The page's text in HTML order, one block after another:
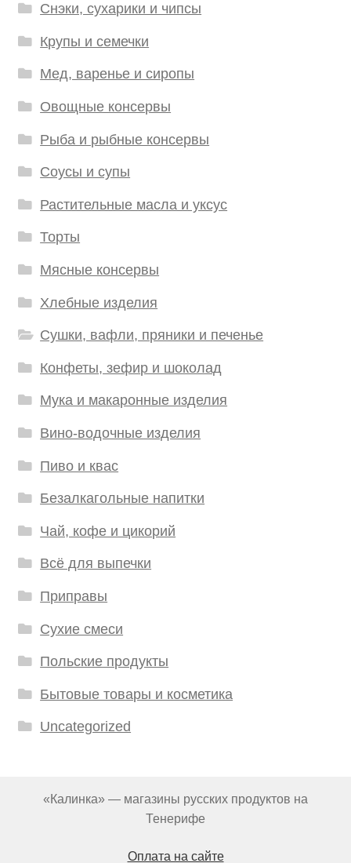
Снэки, сухарики и чипсы
Крупы и семечки
Мед, варенье и сиропы
Овощные консервы
Рыба и рыбные консервы
Соусы и супы
Растительные масла и уксус
Торты
Мясные консервы
Хлебные изделия
Сушки, вафли, пряники и печенье
Конфеты, зефир и шоколад
Мука и макаронные изделия
Вино-водочные изделия
Пиво и квас
Безалкагольные напитки
Чай, кофе и цикорий
Всё для выпечки
Приправы
Сухие смеси
Польские продукты
Бытовые товары и косметика
Uncategorized
«Калинка» — магазины русских продуктов на
Тенерифе
Оплата на сайте